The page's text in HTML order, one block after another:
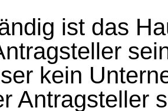
ist das
kein
Antragsteller